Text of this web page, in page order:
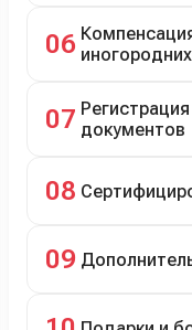
06 иногородних
07 документов
08
технический
09